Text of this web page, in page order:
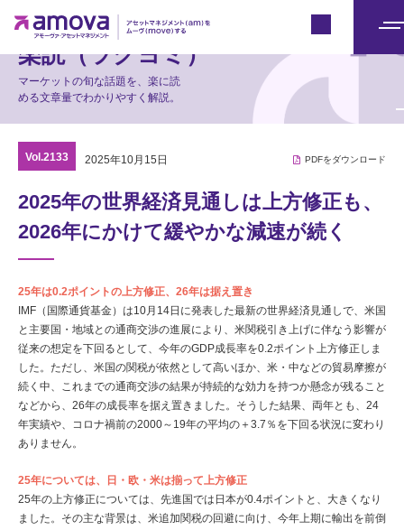
楽読（ラクヨミ）
マーケットの旬な話題を、楽に読
める文章量でわかりやすく解説。
Vol.2133 2025年10月15日 PDFをダウンロード
2025年の世界経済見通しは上方修正も、
2026年にかけて緩やかな減速が続く
25年は0.2ポイントの上方修正、26年は据え置き
IMF（国際通貨基金）は10月14日に発表した最新の世界経済見通しで、米国
と主要国・地域との通商交渉の進展により、米関税引き上げに伴なう影響が
従来の想定を下回るとして、今年のGDP成長率を0.2ポイント上方修正しま
した。ただし、米国の関税が依然として高いほか、米・中などの貿易摩擦が
続く中、これまでの通商交渉の結果が持続的な効力を持つか懸念が残ること
などから、26年の成長率を据え置きました。そうした結果、両年とも、24
年実績や、コロナ禍前の2000～19年の平均の＋3.7％を下回る状況に変わり
ありません。
25年については、日・欧・米は揃って上方修正
25年の上方修正については、先進国では日本が0.4ポイントと、大きくなり
ました。その主な背景は、米追加関税の回避に向け、今年上期に輸出を前倒